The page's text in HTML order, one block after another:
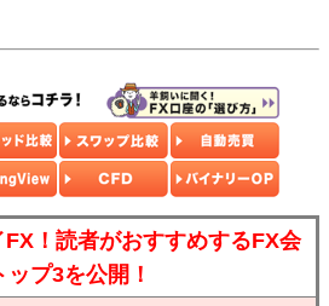
FX！読者がおすすめするFX会
ップ3を公開！